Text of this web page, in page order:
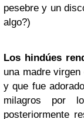
pesebre y un
algo?)
Los hindúes
una madre
y que fue
milagros por
posteriormente